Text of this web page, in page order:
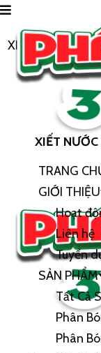
TRANG
GIỚI THIỆU
Hoạt
Liên hệ
Tuyển
SẢN PHẨM
Tất Cả
Phân
Phân
XIẾT NƯỚC
XIẾT